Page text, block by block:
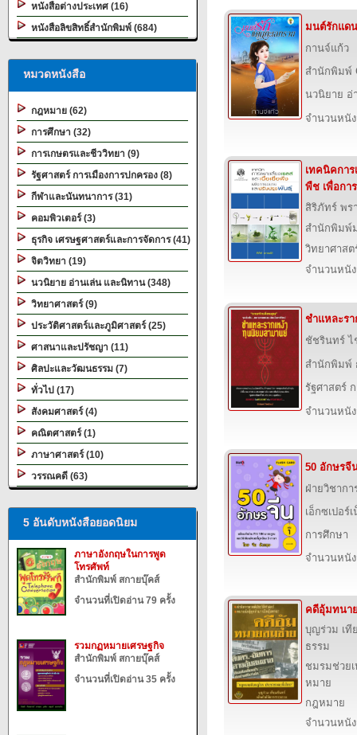
หนังสือต่างประเทศ (16)
หนังสือลิขสิทธิ์สำนักพิมพ์ (684)
หมวดหนังสือ
กฎหมาย (62)
การศึกษา (32)
การเกษตรและชีววิทยา (9)
รัฐศาสตร์ การเมืองการปกครอง (8)
กีฬาและนันทนาการ (31)
คอมพิวเตอร์ (3)
ธุรกิจ เศรษฐศาสตร์และการจัดการ (41)
จิตวิทยา (19)
นวนิยาย อ่านเล่น และนิทาน (348)
วิทยาศาสตร์ (9)
ประวัติศาสตร์และภูมิศาสตร์ (25)
ศาสนาและปรัชญา (11)
ศิลปะและวัฒนธรรม (7)
ทั่วไป (17)
สังคมศาสตร์ (4)
คณิตศาสตร์ (1)
ภาษาศาสตร์ (10)
วรรณคดี (63)
5 อันดับหนังสือยอดนิยม
ภาษาอังกฤษในการพูด
โทรศัพท์
สำนักพิมพ์ สกายบุ๊คส์
จำนวนที่เปิดอ่าน 79 ครั้ง
รวมกฏหมายเศรษฐกิจ
สำนักพิมพ์ สกายบุ๊คส์
จำนวนที่เปิดอ่าน 35 ครั้ง
มนต์รักแด
กานจ์แก้ว
สำนักพิมพ์
นวนิยาย อ่
จำนวนหนั
เทคนิคการ
พืช เพื่อกา
สิริภัทร์ พ
สำนักพิมพ์
วิทยาศาสต
จำนวนหนั
ชำแหละร
ชัชรินทร์
สำนักพิม
รัฐศาสตร์
จำนวนหนั
50 อักษรจี
ฝ่ายวิชาก
เอ็กซเปอร์
การศึกษา
จำนวนหนั
คดีอุ้มทนา
บุญร่วม เ
ธรรม
ชมรมช่วย
หมาย
กฎหมาย
จำนวนหนั